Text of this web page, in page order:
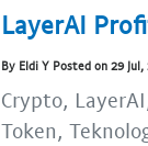
LayerAI
By Eldi Y Posted on 29 Jul,
Crypto,
Token,